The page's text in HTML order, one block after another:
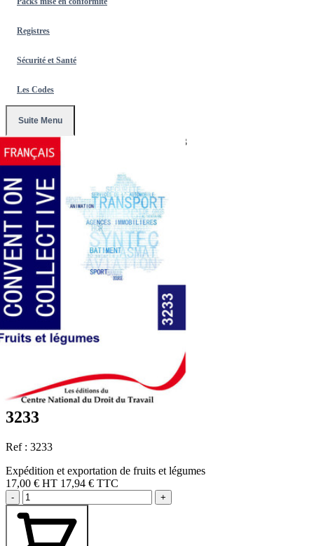
Registres
Sécurité et Santé
Les Codes
Suite Menu
Conventions Collectives 3233
3233
Ref : 3233
Expédition et exportation de fruits et légumes
17,00 € HT 17,94 € TTC
- +